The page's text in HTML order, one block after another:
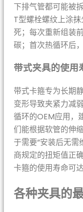
下排气管都可能被
T型螺栓螺纹上涂
死；每次重新组装
碳；首次热循环后
带式夹具的使用
带式卡箍专为长期
变形导致夹紧力减
循环的OEM应用，
们能根据软管的伸
于需要“安装后无
商规定的扭矩值正
卡箍的使用寿命可
各种夹具的